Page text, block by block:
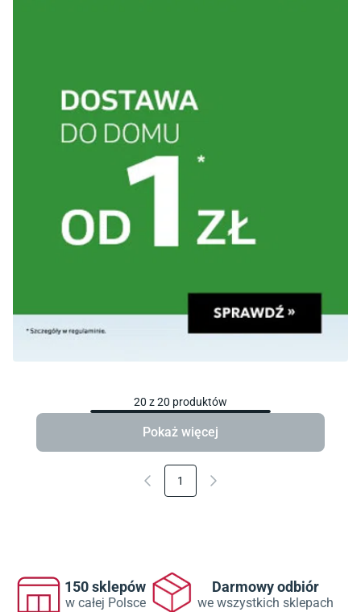
20 z20 produktów
Pokaż więcej
1
150 sklepów
w całej Polsce
Darmowy odbiór
we wszystkich sklepach